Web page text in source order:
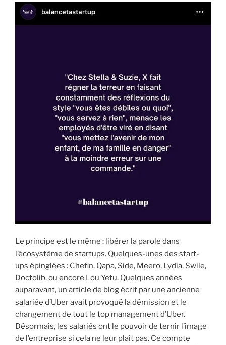
Le principe est le même : libérer la parole dans
l’écosystème de startups. Quelques-unes des start-
ups épinglées : Chefin, Qapa, Side, Meero, Lydia, Swile,
Doctolib, ou encore Lou Yetu. Quelques années
auparavant, un article de blog écrit par une ancienne
salariée d’Uber avait provoqué la démission et le
changement de tout le top management d’Uber.
Désormais, les salariés ont le pouvoir de ternir l’image
de l’entreprise si cela ne leur plait pas. Ce compte